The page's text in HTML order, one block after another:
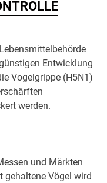
Entwicklung
Vogelgrippe (H5N1)
werden.
und Märkten
gehaltene Vögel wird